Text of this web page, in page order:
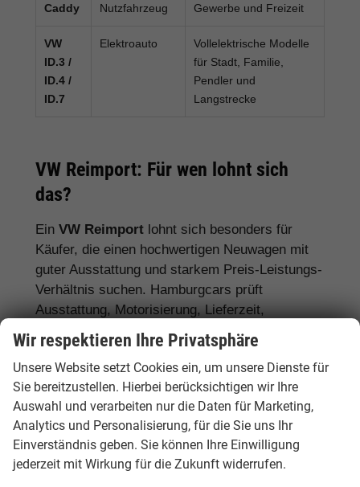
Caddy
Nutzfahrzeug
Gewerbe und Freizeit
VW
ID.3 /
ID.4 /
ID.7
Elektroauto
Vollelektrische Modelle
für Stadt, Familie,
Pendler und
Langstrecke
VW Reimport: Für wen lohnt sich
das?
Ein VW Reimport lohnt sich besonders für
Käufer, die einen hochwertigen Neuwagen mit
guter Ausstattung und starkem Preis-Leistungs-
Verhältnis suchen. Hamburgcars prüft
Ausstattung, Motorisierung, Lieferzeit,
Garantiebedingungen und Fahrzeugdetails
transparent vor dem Kauf.
Für Stadtfahrer:VW Polo, VW Golf, VW
ID.3
Für Familien: VW Tiguan, VW Passat
Variant, VW Touran, VW Caddy
Wir respektieren Ihre Privatsphäre
Unsere Website setzt Cookies ein, um unsere Dienste für
Sie bereitzustellen. Hierbei berücksichtigen wir Ihre
Auswahl und verarbeiten nur die Daten für Marketing,
Analytics und Personalisierung, für die Sie uns Ihr
Einverständnis geben. Sie können Ihre Einwilligung
jederzeit mit Wirkung für die Zukunft widerrufen.